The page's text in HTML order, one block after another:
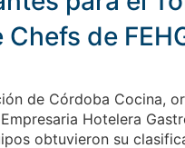
Chefs de
de Córdoba Cocina,
Hotelera
obtuvieron su